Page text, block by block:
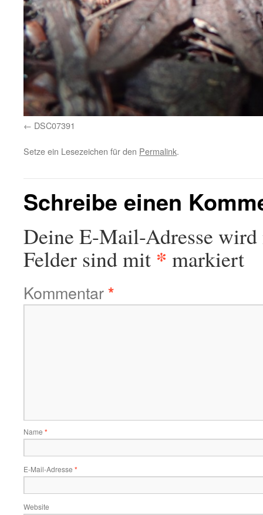
DSC07391
Setze ein Lesezeichen für den Permalink.
Schreibe einen
Deine E-Mail-Adresse
Felder sind mit * markiert
Kommentar*
Name *
E-Mail-Adresse *
Website